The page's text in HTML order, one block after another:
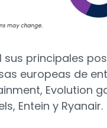
sus principales
europeas de
Evolution
Entein y Ryanair.